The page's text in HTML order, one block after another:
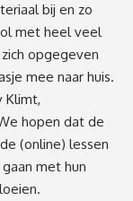
bij en zo
met heel veel
opgegeven
mee naar huis.
Klimt,
hopen dat de
(online) lessen
met hun